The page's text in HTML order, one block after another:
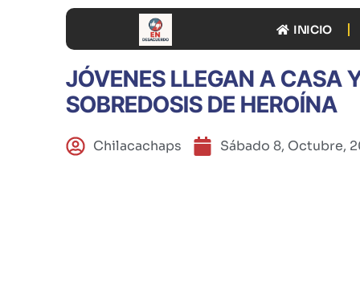
INICIO
JÓVENES LLEGAN A CASA
SOBREDOSIS DE HEROÍNA
Chilacachaps Sábado 8, Octubre,